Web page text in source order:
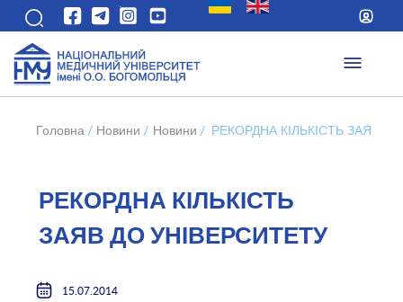
Головна / Новини / Новини / РЕКОРДНА КІЛЬКІСТЬ ЗАЯВ
РЕКОРДНА КІЛЬКІСТЬ
ЗАЯВ ДО УНІВЕРСИТЕТУ
15.07.2014